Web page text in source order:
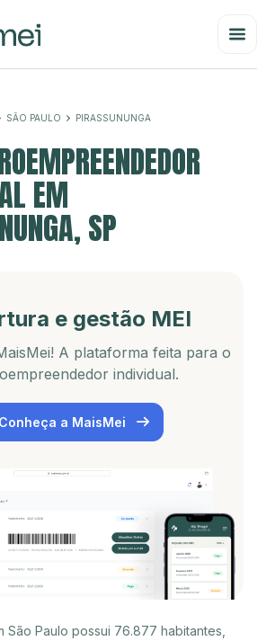
SÃO PAULO PIRASSUNUNGA
EM
SP
e gestão MEI
A plataforma feita para o
individual.
Conheça a MaisMei
São Paulo possui 76.877 habitantes,